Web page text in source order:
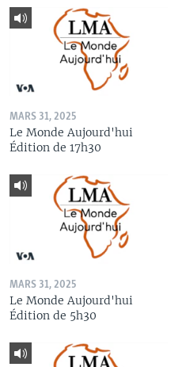
MARS 31, 2025
Le Monde Aujourd'hui
Édition de 17h30
MARS 31, 2025
Le Monde Aujourd'hui
Édition de 5h30